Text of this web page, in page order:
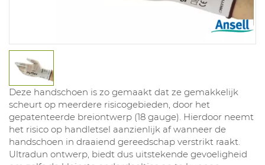
Deze handschoen is zo gemaakt dat ze gemakkelijk
scheurt op meerdere risicogebieden, door het
gepatenteerde breiontwerp (18 gauge). Hierdoor neemt
het risico op handletsel aanzienlijk af wanneer de
handschoen in draaiend gereedschap verstrikt raakt.
Ultradun ontwerp, biedt dus uitstekende gevoeligheid